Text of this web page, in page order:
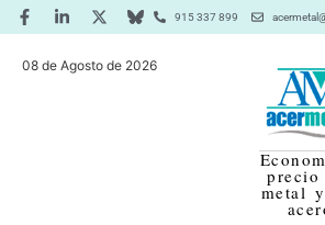
915 337 899
08 de Agosto de 2026
metal